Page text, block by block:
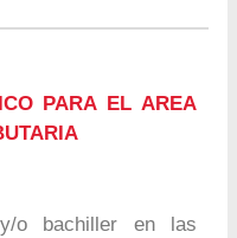
PARA EL AREA
o bachiller en las